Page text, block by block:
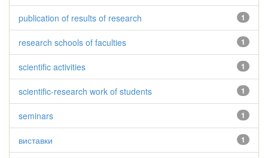
1
publication of results of research
1
research schools of faculties
1
scientific activities
1
scientific-research work of students
1
seminars
1
виставки